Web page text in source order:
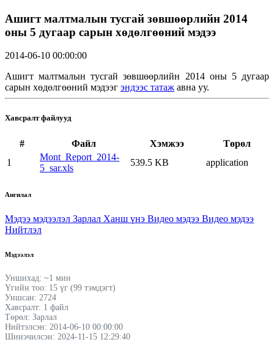
Ашигт малтмалын тусгай зөвшөөрлийн 2014
оны 5 дугаар сарын хөдөлгөөний мэдээ
2014-06-10 00:00:00
Ашигт малтмалын тусгай зөвшөөрлийн 2014 оны 5 дугаар
сарын хөдөлгөөний мэдээг эндээс татаж авна уу.
Хавсралт файлууд
# Файл Хэмжээ
Төрөл
1
Mont_Report_2014-
5_sar.xls
539.5 KB application
Ангилал
Мэдээ мэдээлэл Зарлал Ханш үнэ Видео мэдээ Видео мэдээ
Нийтлэл
Мэдээлэл
Уншихад: ~1 мин
Үгийн тоо: 15 үг (99 тэмдэгт)
Уншсан: 2724
Хавсралт: 1 файл
Төрөл: Зарлал
Нийтэлсэн: 2014-06-10 00:00:00
Шинэчилсэн: 2024-11-15 12:29:40